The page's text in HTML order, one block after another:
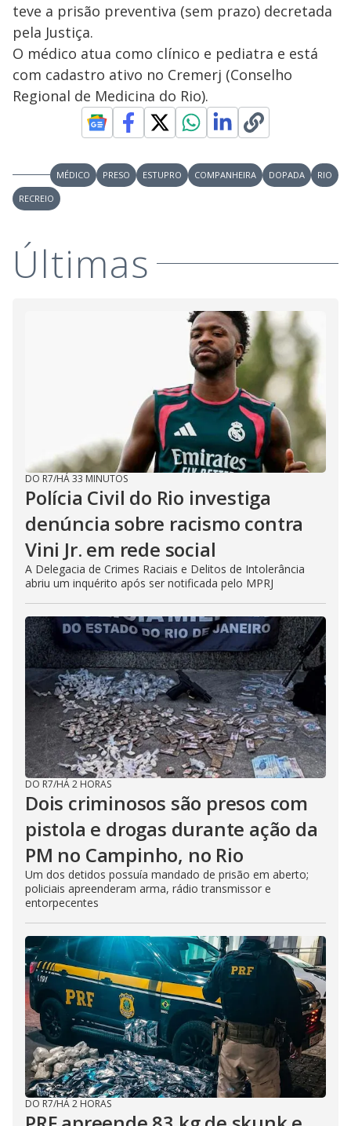
teve a prisão preventiva (sem prazo) decretada
pela Justiça.
O médico atua como clínico e pediatra e está
com cadastro ativo no Cremerj (Conselho
Regional de Medicina do Rio).
MÉDICO PRESO ESTUPRO COMPANHEIRA DOPADA
RIO
RECREIO
Últimas
DO R7/HÁ 33 MINUTOS
Polícia Civil do Rio investiga
denúncia sobre racismo contra
Vini Jr. em rede social
A Delegacia de Crimes Raciais e Delitos de Intolerância
abriu um inquérito após ser notificada pelo MPRJ
DO R7/HÁ 2 HORAS
Dois criminosos são presos com
pistola e drogas durante ação da
PM no Campinho, no Rio
Um dos detidos possuía mandado de prisão em aberto;
policiais apreenderam arma, rádio transmissor e
entorpecentes
DO R7/HÁ 2 HORAS